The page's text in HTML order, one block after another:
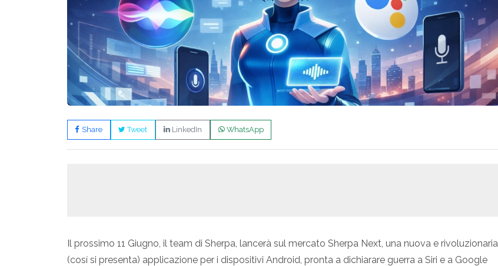
Share Tweet LinkedIn WhatsApp
Il prossimo 11 Giugno, il team di Sherpa, lancerà sul mercato Sherpa Next, una nuova e rivoluzionaria
(cosí si presenta) applicazione per i dispositivi Android, pronta a dichiarare guerra a Siri e a Google